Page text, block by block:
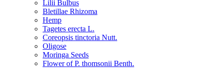
Lilii Bulbus
Bletillae Rhizoma
Hemp
Tagetes erecta L.
Coreopsis tinctoria Nutt.
Oligose
Moringa Seeds
Flower of P. thomsonii Benth.